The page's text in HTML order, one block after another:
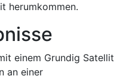
herumkommen.
einem Grundig Satellit
an einer